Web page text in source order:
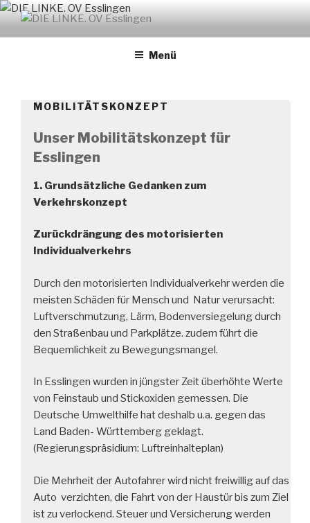
Zum
Inhalt
springenDIE LINKE. OV ESSLINGEN
Menü
MOBILITÄTSKONZEPT
Unser Mobilitätskonzept für
Esslingen
1. Grundsätzliche Gedanken zum
Verkehrskonzept
Zurückdrängung des motorisierten
Individualverkehrs
Durch den motorisierten Individualverkehr werden die
meisten Schäden für Mensch und Natur verursacht:
Luftverschmutzung, Lärm, Bodenversiegelung durch
den Straßenbau und Parkplätze. zudem führt die
Bequemlichkeit zu Bewegungsmangel.
In Esslingen wurden in jüngster Zeit überhöhte Werte
von Feinstaub und Stickoxiden gemessen. Die
Deutsche Umwelthilfe hat deshalb u.a. gegen das
Land Baden- Württemberg geklagt.
(Regierungspräsidium: Luftreinhalteplan)
Die Mehrheit der Autofahrer wird nicht freiwillig auf das
Auto verzichten, die Fahrt von der Haustür bis zum Ziel
ist zu verlockend. Steuer und Versicherung werden